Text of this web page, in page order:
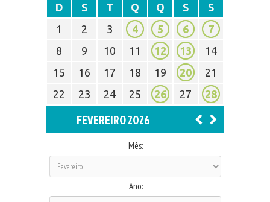
D S T Q Q S
S
1
2 3 4 5 6
7
8
9 10 11 12 13
14
15
16 17 18 19 20
21
22
23 24 25 26 27 28
FEVEREIRO 2026
Mês:
Ano: